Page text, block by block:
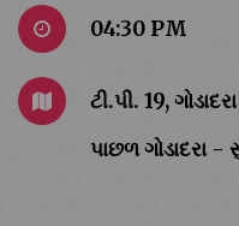
04:30 PM
ટી.પી. 19,
પાછળ ગોડાદરા -